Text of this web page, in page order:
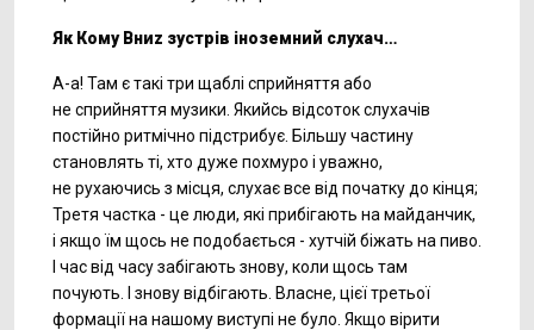
Як Кому Вниz зустрів іноземний слухач…
А-а! Там є такі три щаблі сприйняття або
не сприйняття музики. Якийсь відсоток слухачів
постійно ритмічно підстрибує. Більшу частину
становлять ті, хто дуже похмуро і уважно,
не рухаючись з місця, слухає все від початку до кінця;
Третя частка - це люди, які прибігають на майданчик,
і якщо їм щось не подобається - хутчій біжать на пиво.
І час від часу забігають знову, коли щось там
почують. І знову відбігають. Власне, цієї третьої
формації на нашому виступі не було. Якщо вірити